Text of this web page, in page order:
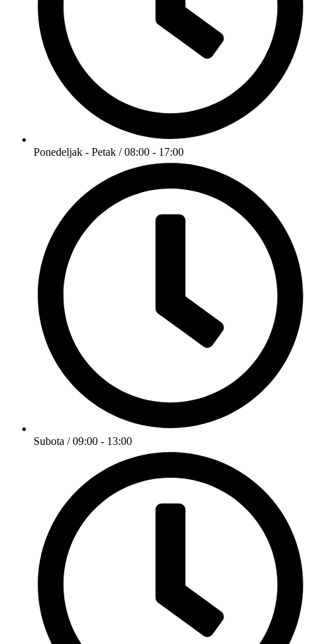
Ponedeljak - Petak / 08:00 - 17:00
Subota / 09:00 - 13:00